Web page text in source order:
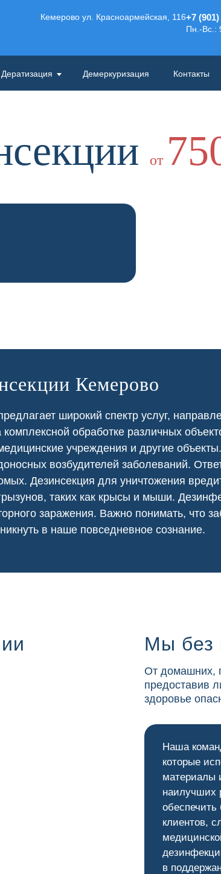
Кемерово ул. Красноармейская, 116+7
Пн.-Вс.:
Дератизация Демеркуризация Контакты
от
Кемерово
широкий спектр услуг,
комплексной обработке различных
учреждения и другие
возбудителей заболеваний.
Дезинсекция для уничтожения
таких как крысы и мыши.
заражения. Важно понимать, что
в наше повседневное сознание.
Мы без
От домашних,
предоставив
здоровье
Наша
которые
материалы
наилучших
клиентов,
в